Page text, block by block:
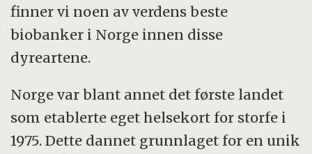
finner vi noen av verdens beste
biobanker i Norge innen disse
dyreartene.
Norge var blant annet det første landet
som etablerte eget helsekort for storfe i
1975. Dette dannet grunnlaget for en unik